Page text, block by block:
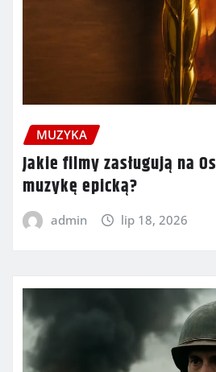
MUZYKA
Jakie filmy zasługują na
muzykę epicką?
admin lip 18, 2026